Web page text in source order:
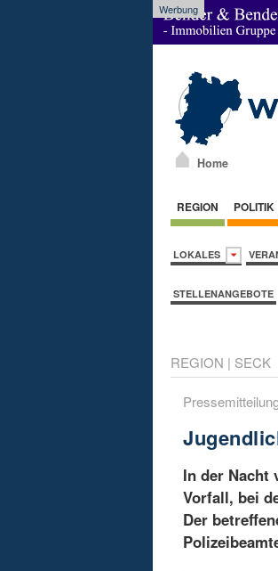
Werbung
Home
REGION POLITIK
LOKALES
STELLENANGEBOTE
REGION | SECK
In der Nacht
Vorfall, bei
Der